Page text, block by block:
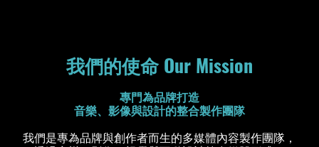
我們的使命 Our Mission
專門為品牌打造
音樂、影像與設計的整合製作團隊
我們是專為品牌與創作者而生的多媒體內容製作團隊，